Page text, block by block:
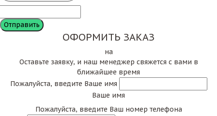
ОФОРМИТЬ ЗАКАЗ
на
Оставьте заявку, и наш менеджер свяжется с вами в
ближайшее время
Пожалуйста, введите Ваше имя
Ваше имя
Пожалуйста, введите Ваш номер телефона